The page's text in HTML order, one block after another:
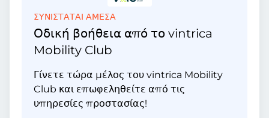
ΣΥΝΙΣΤΑΤΑΙ ΑΜΕΣΑ
Οδική βοήθεια από το vintrica
Mobility Club
Γίνετε τώρα μέλος του vintrica Mobility
Club και επωφεληθείτε από τις
υπηρεσίες προστασίας!